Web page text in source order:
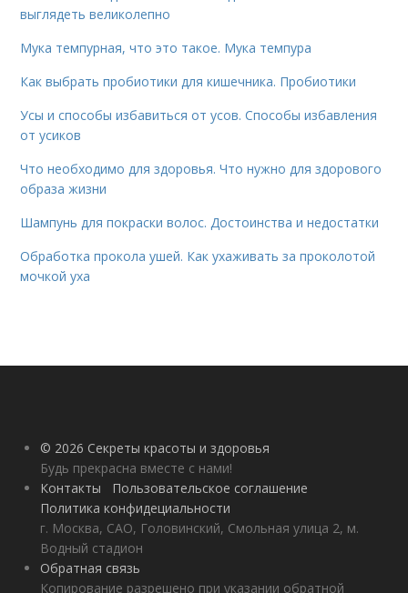
выглядеть великолепно
Мука темпурная, что это такое. Мука темпура
Как выбрать пробиотики для кишечника. Пробиотики
Усы и способы избавиться от усов. Способы избавления
от усиков
Что необходимо для здоровья. Что нужно для здорового
образа жизни
Шампунь для покраски волос. Достоинства и недостатки
Обработка прокола ушей. Как ухаживать за проколотой
мочкой уха
© 2026 Секреты красоты и здоровья
Будь прекрасна вместе с нами!
Контакты
Пользовательское соглашение
Политика конфидециальности
г. Москва, САО, Головинский, Смольная улица 2, м.
Водный стадион
Обратная связь
Копирование разрешено при указании обратной